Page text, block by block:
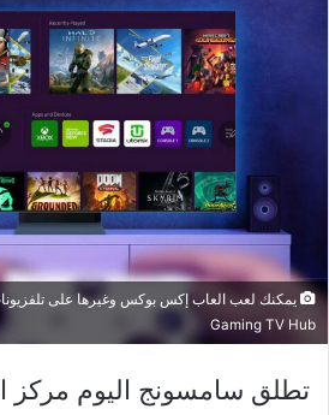
يمكنك لعب العاب إكس بوكس وغيرها على
Gaming TV Hub
تطلق سامسونج اليوم مركز